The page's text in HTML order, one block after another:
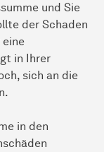
und Sie
der Schaden
eine
in Ihrer
sich an die
in den